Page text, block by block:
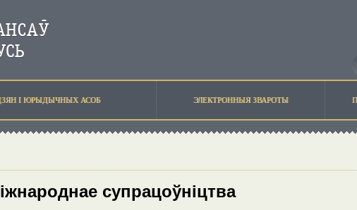
I ЮРЫДЫЧНЫХ АСОБ ЭЛЕКТРОННЫЯ ЗВАРОТЫ
супрацоўніцтва